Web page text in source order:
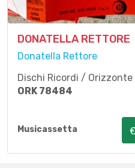
DONATELLA RETTORE
Donatella Rettore
Dischi Ricordi / Orizzonte
ORK 78484
Musicassetta